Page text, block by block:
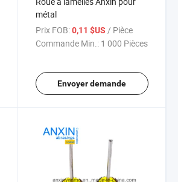
métal
Prix FOB: 0,11 $US / Pièce
Commande Min.: 1 000 Pièces
Envoyer demande